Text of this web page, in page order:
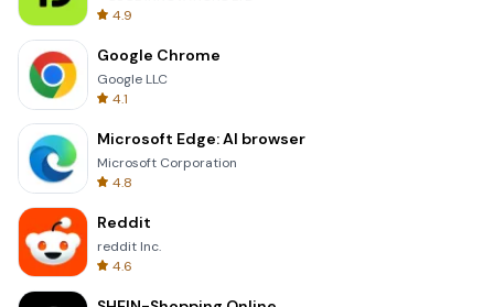
4.9
Google Chrome
Google LLC
4.1
Microsoft Edge: AI browser
Microsoft Corporation
4.8
Reddit
reddit Inc.
4.6